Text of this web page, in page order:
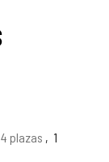
plazas
1